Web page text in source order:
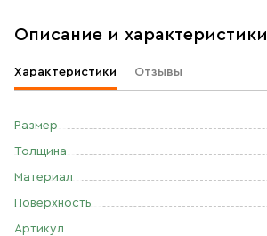
Описание и характеристики
Характеристики Отзывы
Размер
Толщина
Материал
Поверхность
Артикул